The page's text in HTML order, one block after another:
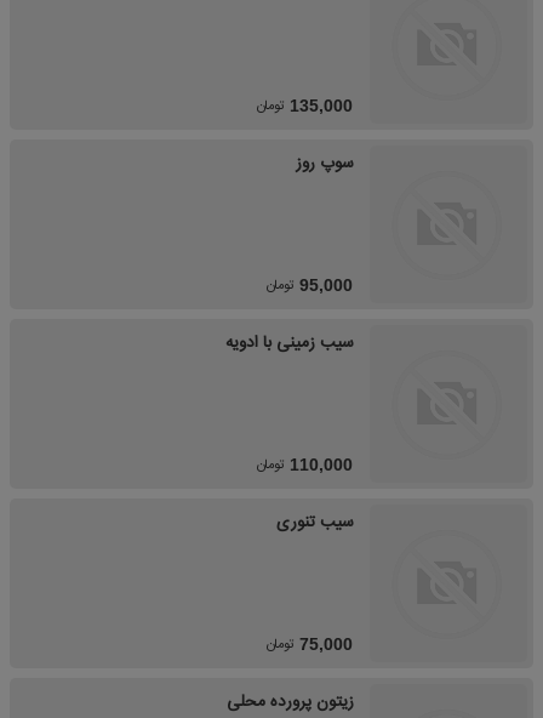
135,000 تومان
سوپ روز
95,000 تومان
سیب زمینی با ادویه
110,000 تومان
سیب تنوری
75,000 تومان
زیتون پرورده محلی